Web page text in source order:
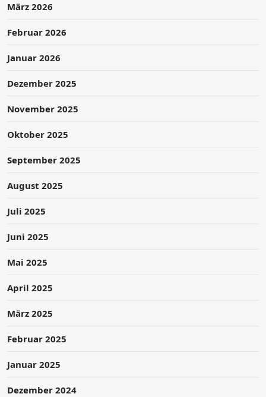
März 2026
Februar 2026
Januar 2026
Dezember 2025
November 2025
Oktober 2025
September 2025
August 2025
Juli 2025
Juni 2025
Mai 2025
April 2025
März 2025
Februar 2025
Januar 2025
Dezember 2024